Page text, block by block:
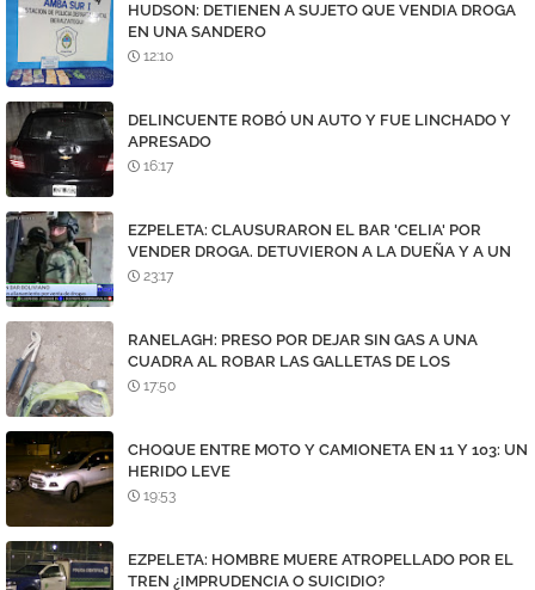
HUDSON: DETIENEN A SUJETO QUE VENDIA DROGA
EN UNA SANDERO
12:10
DELINCUENTE ROBÓ UN AUTO Y FUE LINCHADO Y
APRESADO
16:17
EZPELETA: CLAUSURARON EL BAR 'CELIA' POR
VENDER DROGA. DETUVIERON A LA DUEÑA Y A UN
DEALER
23:17
RANELAGH: PRESO POR DEJAR SIN GAS A UNA
CUADRA AL ROBAR LAS GALLETAS DE LOS
MEDIDORES
17:50
CHOQUE ENTRE MOTO Y CAMIONETA EN 11 Y 103: UN
HERIDO LEVE
19:53
EZPELETA: HOMBRE MUERE ATROPELLADO POR EL
TREN ¿IMPRUDENCIA O SUICIDIO?